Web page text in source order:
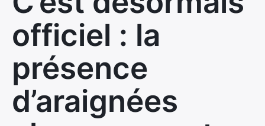
officiel : la
présence
d’araignées